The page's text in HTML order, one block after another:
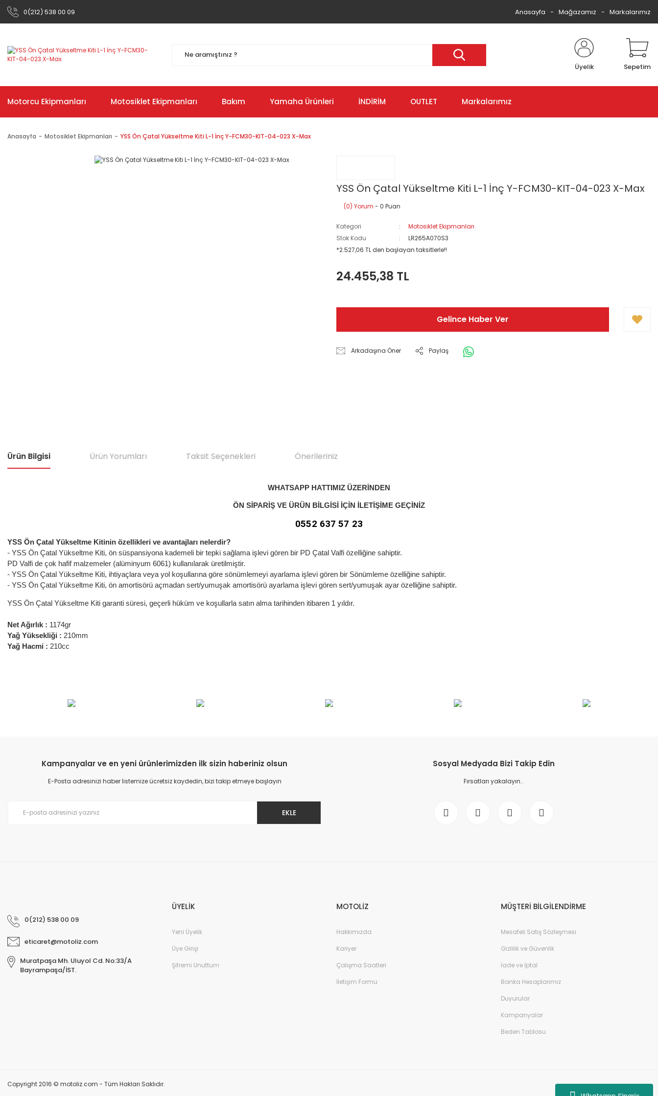
0(212) 538 00 09 Anasayfa Mağazamız Markalarımız
Üyelik Sepetim
Motorcu Ekipmanları Motosiklet Ekipmanları Bakım Yamaha Ürünleri İNDİRİM OUTLET Markalarımız
Anasayfa Motosiklet Ekipmanları YSS Ön Çatal Yükseltme Kiti L-1 İnç Y-FCM30-KIT-04-023 X-Max
YSS Ön Çatal Yükseltme Kiti L-1 İnç Y-FCM30-KIT-04-023 X-Max
(0) Yorum - 0 Puan
Kategori
Motosiklet Ekipmanları
Stok Kodu
LR265A070S3
*2.527,06 TL den başlayan taksitlerle!!
24.455,38 TL
Gelince Haber Ver
Arkadaşına Öner Paylaş
Ürün Bilgisi Ürün Yorumları Taksit Seçenekleri Önerileriniz
WHATSAPP HATTIMIZ ÜZERİNDEN
ÖN SİPARİŞ VE ÜRÜN BİLGİSİ İÇİN İLETİŞİME GEÇİNİZ
0552 637 57 23
YSS Ön Çatal Yükseltme Kitinin özellikleri ve avantajları nelerdir?
- YSS Ön Çatal Yükseltme Kiti, ön süspansiyona kademeli bir tepki sağlama işlevi gören bir PD Çatal Valfi özelliğine sahiptir.
PD Valfi de çok hafif malzemeler (alüminyum 6061) kullanılarak üretilmiştir.
- YSS Ön Çatal Yükseltme Kiti, ihtiyaçlara veya yol koşullarına göre sönümlemeyi ayarlama işlevi gören bir Sönümleme özelliğine sahiptir.
- YSS Ön Çatal Yükseltme Kiti, ön amortisörü açmadan sert/yumuşak amortisörü ayarlama işlevi gören sert/yumuşak ayar özelliğine sahiptir.
YSS Ön Çatal Yükseltme Kiti garanti süresi, geçerli hüküm ve koşullarla satın alma tarihinden itibaren 1 yıldır.
Net Ağırlık : 1174gr
Yağ Yüksekliği : 210mm
Yağ Hacmi : 210cc
Bu ürüne ilk yorumu siz yapın!
Görüş ve önerileriniz için teşekkür ederiz.
Ürün fiyatı diğer sitelerden daha pahalı.
Bu ürüne benzer farklı alternatifler olmalı.
Kampanyalar ve en yeni ürünlerimizden ilk sizin haberiniz olsun
E-Posta adresinizi haber listemize ücretsiz kaydedin, bizi takip etmeye başlayın
EKLE
Sosyal Medyada Bizi Takip Edin
Fırsatları yakalayın..
0(212) 538 00 09
eticaret@motoliz.com
Muratpaşa Mh. Uluyol Cd. No:33/A
Bayrampaşa/İST.
ÜYELİK
Yeni Üyelik
Üye Girişi
Şifremi Unuttum
MOTOLİZ
Hakkımızda
Kariyer
Çalışma Saatleri
İletişim Formu
MÜŞTERİ BİLGİLENDİRME
Mesafeli Satış Sözleşmesi
Gizlilik ve Güvenlik
İade ve İptal
Banka Hesaplarımız
Duyurular
Kampanyalar
Beden Tablosu
Copyright 2016 © motoliz.com - Tüm Hakları Saklıdır.